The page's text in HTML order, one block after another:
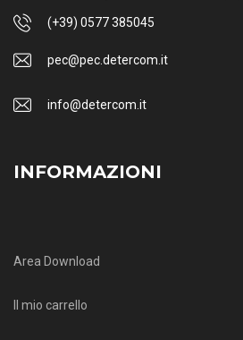
(+39) 0577 385045
pec@pec.detercom.it
info@detercom.it
INFORMAZIONI
Area Download
Il mio carrello